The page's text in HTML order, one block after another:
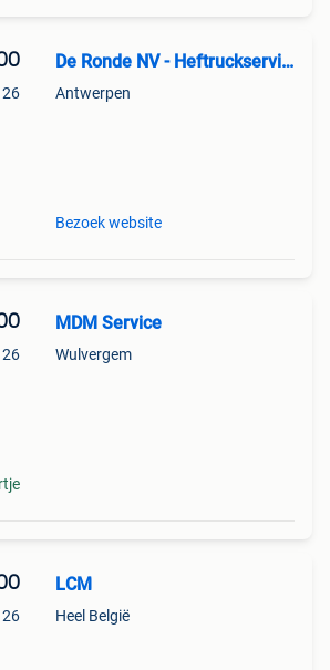
De Ronde NV - Heftruckservice
Antwerpen
Bezoek website
MDM Service
Wulvergem
LCM
Heel België